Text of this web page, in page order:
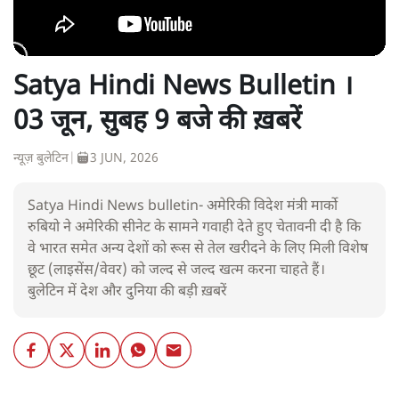
Satya Hindi News Bulletin ।
03 जून, सुबह 9 बजे की ख़बरें
न्यूज़ बुलेटिन 3 JUN, 2026
Satya Hindi News bulletin- अमेरिकी विदेश मंत्री मार्को
रुबियो ने अमेरिकी सीनेट के सामने गवाही देते हुए चेतावनी दी है कि
वे भारत समेत अन्य देशों को रूस से तेल खरीदने के लिए मिली विशेष
छूट (लाइसेंस/वेवर) को जल्द से जल्द खत्म करना चाहते हैं।
बुलेटिन में देश और दुनिया की बड़ी ख़बरें